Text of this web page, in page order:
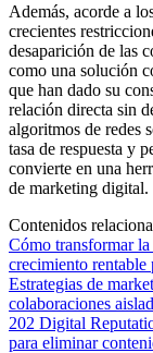
Además, acorde a
crecientes
desaparición de las
como una solución
que han dado su
relación directa sin
algoritmos de redes
tasa de respuesta y
convierte en una
de marketing digital.
Contenidos
Cómo transformar
crecimiento rentable
Estrategias de
colaboraciones
202 Digital
para eliminar